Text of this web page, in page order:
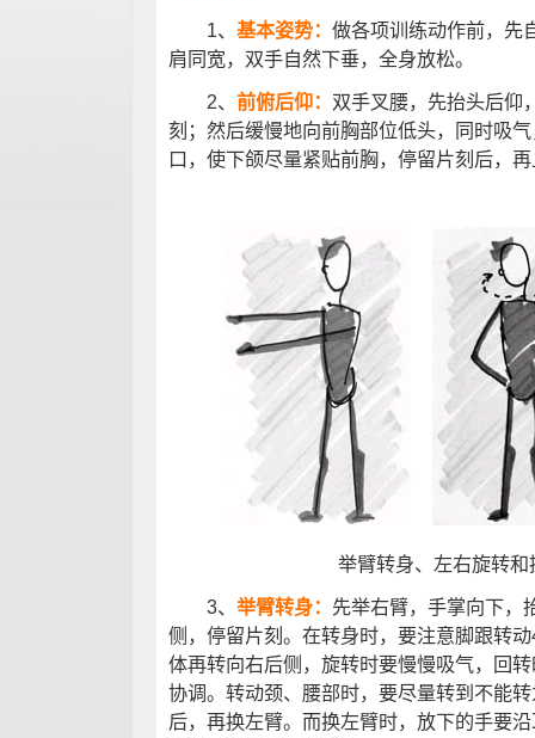
1、 基本姿势： 做各项训练动作前，先
肩同宽，双手自然下垂，全身放松。
2、 前俯后仰： 双手叉腰，先抬头后仰
刻；然后缓慢地向前胸部位低头，同时吸
口，使下颌尽量紧贴前胸，停留片刻后，
举臂转身、左右旋转和
3、 举臂转身： 先举右臂，手掌向下，
侧，停留片刻。在转身时，要注意脚跟转
体再转向右后侧，旋转时要慢慢吸气，回
协调。转动颈、腰部时，要尽量转到不能
后，再换左臂。而换左臂时，放下的手要